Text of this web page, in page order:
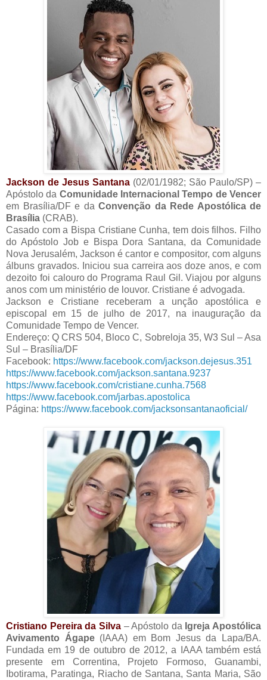
Jackson de Jesus Santana (02/01/1982; São Paulo/SP) –
Apóstolo da Comunidade Internacional Tempo de Vencer
em Brasília/DF e da Convenção da Rede Apostólica de
Brasília (CRAB).
Casado com a Bispa Cristiane Cunha, tem dois filhos. Filho
do Apóstolo Job e Bispa Dora Santana, da Comunidade
Nova Jerusalém, Jackson é cantor e compositor, com alguns
álbuns gravados. Iniciou sua carreira aos doze anos, e com
dezoito foi calouro do Programa Raul Gil. Viajou por alguns
anos com um ministério de louvor. Cristiane é advogada.
Jackson e Cristiane receberam a unção apostólica e
episcopal em 15 de julho de 2017, na inauguração da
Comunidade Tempo de Vencer.
Endereço: Q CRS 504, Bloco C, Sobreloja 35, W3 Sul – Asa
Sul – Brasília/DF
Facebook: https://www.facebook.com/jackson.dejesus.351
https://www.facebook.com/jackson.santana.9237
https://www.facebook.com/cristiane.cunha.7568
https://www.facebook.com/jarbas.apostolica
Página: https://www.facebook.com/jacksonsantanaoficial/
Cristiano Pereira da Silva– Apóstolo da Igreja Apostólica
Avivamento Ágape(IAAA) em Bom Jesus da Lapa/BA.
Fundada em 19 de outubro de 2012, a IAAA também está
presente em Correntina, Projeto Formoso, Guanambi,
Ibotirama, Paratinga, Riacho de Santana, Santa Maria, São